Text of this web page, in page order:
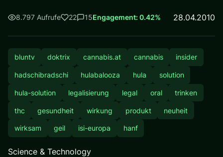
8.797 Aufrufe 22 15Engagement: 0.42% 28.04.2010
bluntv doktrix cannabis.at cannabis insider
hadschibradschi hulabalooza hula solution
hula-solution legalisierung legal oral trinken
thc gesundheit wirkung produkt neuheit
wirksam geil isi-europa hanf
Science & Technology